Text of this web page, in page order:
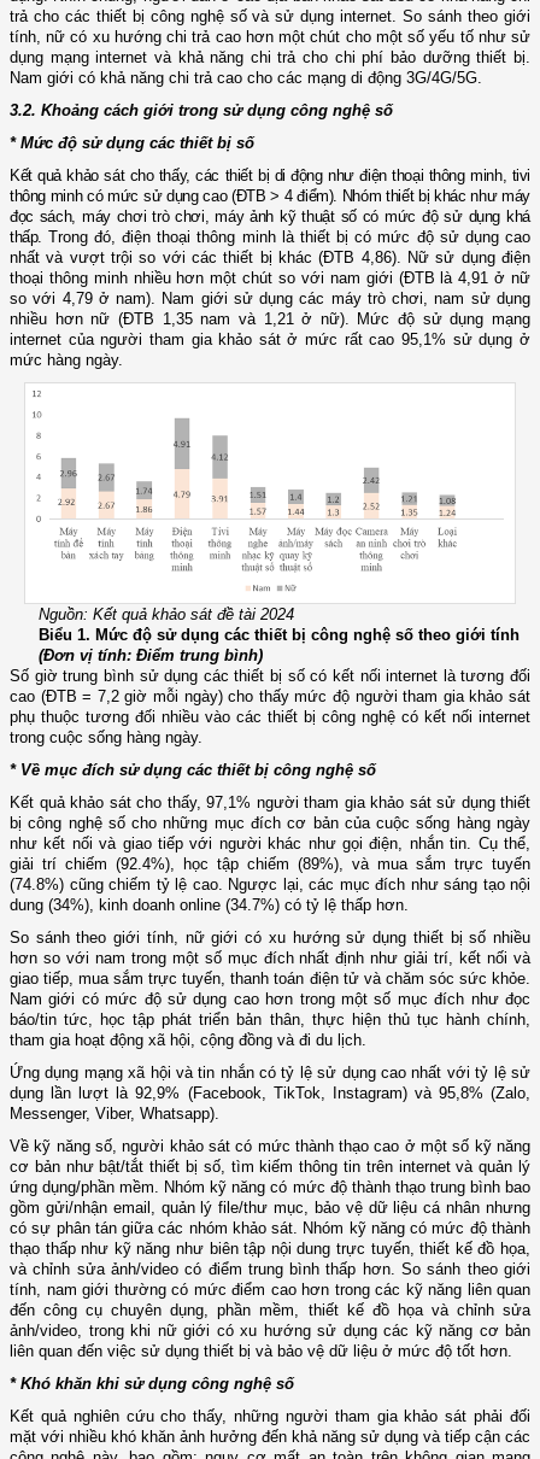
trả cho các thiết bị công nghệ số và sử dụng internet. So sánh theo giới
tính, nữ có xu hướng chi trả cao hơn một chút cho một số yếu tố như sử
dụng mạng internet và khả năng chi trả cho chi phí bảo dưỡng thiết bị.
Nam giới có khả năng chi trả cao cho các mạng di động 3G/4G/5G.
3.2. Khoảng cách giới trong sử dụng công nghệ số
* Mức độ sử dụng các thiết bị số
Kết quả khảo sát cho thấy, các thiết bị di động như điện thoại thông minh, tivi
thông minh có mức sử dụng cao (ĐTB > 4 điểm). Nhóm thiết bị khác như máy
đọc sách, máy chơi trò chơi, máy ảnh kỹ thuật số có mức độ sử dụng khá
thấp. Trong đó, điện thoại thông minh là thiết bị có mức độ sử dụng cao
nhất và vượt trội so với các thiết bị khác (ĐTB 4,86). Nữ sử dụng điện
thoại thông minh nhiều hơn một chút so với nam giới (ĐTB là 4,91 ở nữ
so với 4,79 ở nam). Nam giới sử dụng các máy trò chơi, nam sử dụng
nhiều hơn nữ (ĐTB 1,35 nam và 1,21 ở nữ). Mức độ sử dụng mạng
internet của người tham gia khảo sát ở mức rất cao 95,1% sử dụng ở
mức hàng ngày.
Nguồn: Kết quả khảo sát đề tài 2024
Biểu 1. Mức độ sử dụng các thiết bị công nghệ số theo giới tính
(Đơn vị tính: Điểm trung bình)
Số giờ trung bình sử dụng các thiết bị số có kết nối internet là tương đối
cao (ĐTB = 7,2 giờ mỗi ngày) cho thấy mức độ người tham gia khảo sát
phụ thuộc tương đối nhiều vào các thiết bị công nghệ có kết nối internet
trong cuộc sống hàng ngày.
* Về mục đích sử dụng các thiết bị công nghệ số
Kết quả khảo sát cho thấy, 97,1% người tham gia khảo sát sử dụng thiết
bị công nghệ số cho những mục đích cơ bản của cuộc sống hàng ngày
như kết nối và giao tiếp với người khác như gọi điện, nhắn tin. Cụ thể,
giải trí chiếm (92.4%), học tập chiếm (89%), và mua sắm trực tuyến
(74.8%) cũng chiếm tỷ lệ cao. Ngược lại, các mục đích như sáng tạo nội
dung (34%), kinh doanh online (34.7%) có tỷ lệ thấp hơn.
So sánh theo giới tính, nữ giới có xu hướng sử dụng thiết bị số nhiều
hơn so với nam trong một số mục đích nhất định như giải trí, kết nối và
giao tiếp, mua sắm trực tuyến, thanh toán điện tử và chăm sóc sức khỏe.
Nam giới có mức độ sử dụng cao hơn trong một số mục đích như đọc
báo/tin tức, học tập phát triển bản thân, thực hiện thủ tục hành chính,
tham gia hoạt động xã hội, cộng đồng và đi du lịch.
Ứng dụng mạng xã hội và tin nhắn có tỷ lệ sử dụng cao nhất với tỷ lệ sử
dụng lần lượt là 92,9% (Facebook, TikTok, Instagram) và 95,8% (Zalo,
Messenger, Viber, Whatsapp).
Về kỹ năng số, người khảo sát có mức thành thạo cao ở một số kỹ năng
cơ bản như bật/tắt thiết bị số, tìm kiếm thông tin trên internet và quản lý
ứng dụng/phần mềm. Nhóm kỹ năng có mức độ thành thạo trung bình bao
gồm gửi/nhận email, quản lý file/thư mục, bảo vệ dữ liệu cá nhân nhưng
có sự phân tán giữa các nhóm khảo sát. Nhóm kỹ năng có mức độ thành
thạo thấp như kỹ năng như biên tập nội dung trực tuyến, thiết kế đồ họa,
và chỉnh sửa ảnh/video có điểm trung bình thấp hơn. So sánh theo giới
tính, nam giới thường có mức điểm cao hơn trong các kỹ năng liên quan
đến công cụ chuyên dụng, phần mềm, thiết kế đồ họa và chỉnh sửa
ảnh/video, trong khi nữ giới có xu hướng sử dụng các kỹ năng cơ bản
liên quan đến việc sử dụng thiết bị và bảo vệ dữ liệu ở mức độ tốt hơn.
* Khó khăn khi sử dụng công nghệ số
Kết quả nghiên cứu cho thấy, những người tham gia khảo sát phải đối
mặt với nhiều khó khăn ảnh hưởng đến khả năng sử dụng và tiếp cận các